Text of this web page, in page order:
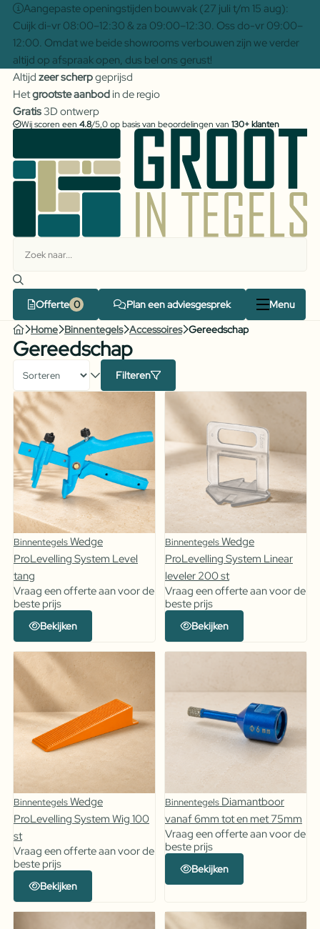
Aangepaste openingstijden bouwvak (27 juli t/m 15 aug):
Cuijk di-vr 08:00–12:30 & za 09:00–12:30. Oss do-vr 09:00–
12:00. Omdat we beide showrooms verbouwen zijn we verder
altijd op afspraak open, dus bel ons gerust!
Altijd zeer scherpgeprijsd
Hetgrootste aanbodin de regio
Gratis3D ontwerp
Wij scoren een 4.8/5,0 op basis van beoordelingen van 130+ klanten
Offerte Plan een adviesgesprek
Menu
Home Binnentegels Accessoires Gereedschap
Gereedschap
Filteren
BinnentegelsWedge
ProLevelling System Level
tang
Vraag een offerte aan voor de
beste prijs
Bekijken
BinnentegelsWedge
ProLevelling System Linear
leveler 200 st
Vraag een offerte aan voor de
beste prijs
Bekijken
BinnentegelsWedge
ProLevelling System Wig 100
st
Vraag een offerte aan voor de
beste prijs
Bekijken
Binnentegels Diamantboor
vanaf 6mm tot en met 75mm
Vraag een offerte aan voor de
beste prijs
Bekijken